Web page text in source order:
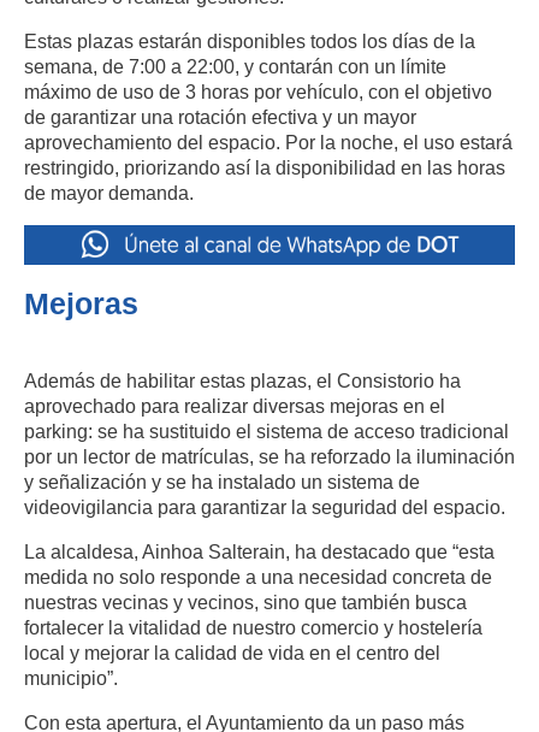
Estas plazas estarán disponibles todos los días de la
semana, de 7:00 a 22:00, y contarán con un límite
máximo de uso de 3 horas por vehículo, con el objetivo
de garantizar una rotación efectiva y un mayor
aprovechamiento del espacio. Por la noche, el uso estará
restringido, priorizando así la disponibilidad en las horas
de mayor demanda.
Mejoras
Además de habilitar estas plazas, el Consistorio ha
aprovechado para realizar diversas mejoras en el
parking: se ha sustituido el sistema de acceso tradicional
por un lector de matrículas, se ha reforzado la iluminación
y señalización y se ha instalado un sistema de
videovigilancia para garantizar la seguridad del espacio.
La alcaldesa, Ainhoa Salterain, ha destacado que “esta
medida no solo responde a una necesidad concreta de
nuestras vecinas y vecinos, sino que también busca
fortalecer la vitalidad de nuestro comercio y hostelería
local y mejorar la calidad de vida en el centro del
municipio”.
Con esta apertura, el Ayuntamiento da un paso más